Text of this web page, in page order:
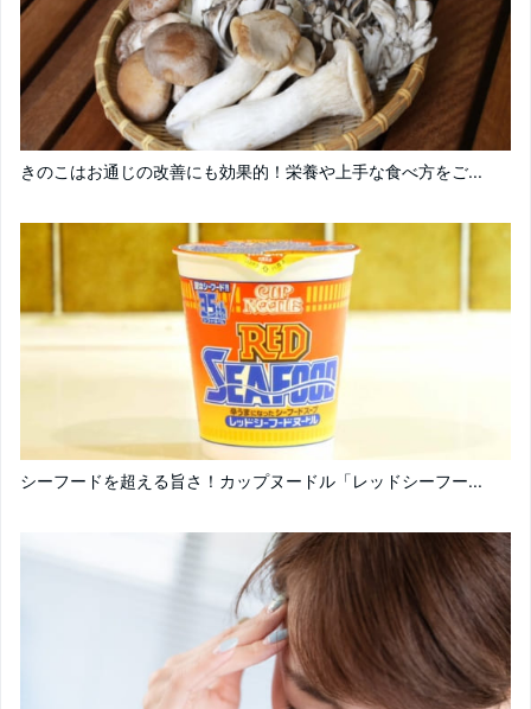
きのこはお通じの改善にも効果的！栄養や上手な食べ方をご...
シーフードを超える旨さ！カップヌードル「レッドシーフー...